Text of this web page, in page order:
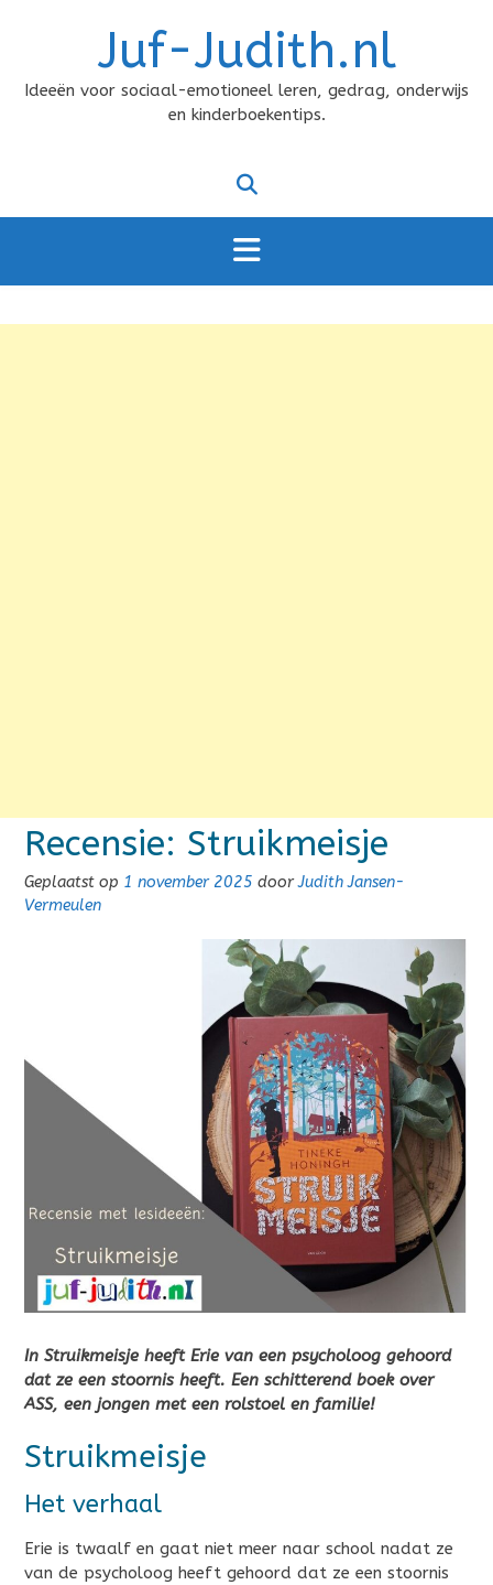
Juf-Judith.nl
Ideeën voor sociaal-emotioneel leren, gedrag, onderwijs
en kinderboekentips.
Recensie: Struikmeisje
Geplaatst op 1 november 2025 doorJudith Jansen-
Vermeulen
In Struikmeisje heeft Erie van een psycholoog gehoord
dat ze een stoornis heeft. Een schitterend boek over
ASS, een jongen met een rolstoel en familie!
Struikmeisje
Het verhaal
Erie is twaalf en gaat niet meer naar school nadat ze
van de psycholoog heeft gehoord dat ze een stoornis